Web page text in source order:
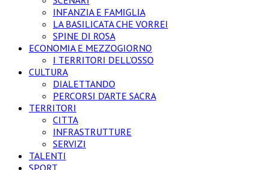
INFANZIA E FAMIGLIA
LA BASILICATA CHE VORREI
SPINE DI ROSA
ECONOMIA E MEZZOGIORNO
I TERRITORI DELL’OSSO
CULTURA
DIALETTANDO
PERCORSI D’ARTE SACRA
TERRITORI
CITTA
INFRASTRUTTURE
SERVIZI
TALENTI
SPORT